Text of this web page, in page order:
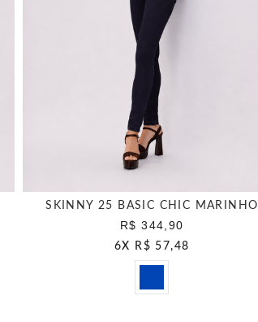
SKINNY 25 BASIC CHIC MARINHO
R$ 344,90
6X R$ 57,48